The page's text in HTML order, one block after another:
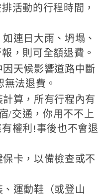
活動的行程時間，
連日大雨、坍塌、
，則可全額退費。
天候影響道路中斷
法退費。
算，所有行程內有
/交通，你用不不上
權利!事後也不會退
卡，以備檢查或不
運動鞋（或登山